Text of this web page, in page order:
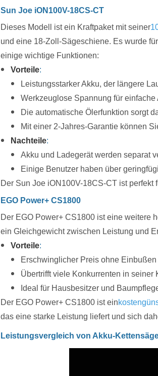
Sun Joe iON100V-18CS-CT
Dieses Modell ist ein Kraftpaket mit seiner
und eine 18-Zoll-Sägeschiene. Es wurde
einige wichtige Funktionen:
Vorteile:
Leistungsstarker Akku, der längere
Werkzeuglose Spannung für einfache
Die automatische Ölerfunktion sorgt
Mit einer 2-Jahres-Garantie können
Nachteile:
Akku und Ladegerät werden separat
Einige Benutzer haben über
Der Sun Joe iON100V-18CS-CT ist
EGO Power+ CS1800
Der EGO Power+ CS1800 ist eine weitere
ein Gleichgewicht zwischen Leistung und
Vorteile:
Erschwinglicher Preis ohne
Übertrifft viele Konkurrenten in seiner
Ideal für Hausbesitzer und
Der EGO Power+ CS1800 ist ein
das eine starke Leistung liefert und sich
Leistungsvergleich von Akku-